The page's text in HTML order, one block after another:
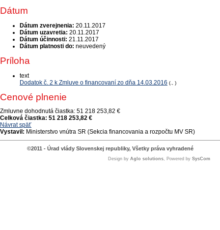
Dátum
Dátum zverejnenia: 20.11.2017
Dátum uzavretia: 20.11.2017
Dátum účinnosti: 21.11.2017
Dátum platnosti do: neuvedený
Príloha
text
Dodatok č. 2 k Zmluve o financovaní zo dňa 14.03.2016 (., )
Cenové plnenie
Zmluvne dohodnutá čiastka: 51 218 253,82 €
Celková čiastka: 51 218 253,82 €
Návrat späť
Vystavil: Ministerstvo vnútra SR (Sekcia financovania a rozpočtu MV SR)
©2011 - Úrad vlády Slovenskej republiky, Všetky práva vyhradené
Design by Aglo solutions, Powered by SysCom